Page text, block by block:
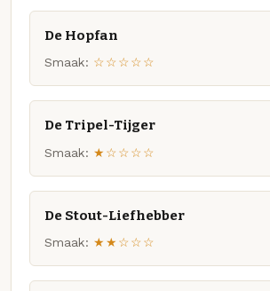
De Hopfan
Smaak: ☆☆☆☆☆
De Tripel-Tijger
Smaak: ★☆☆☆☆
De Stout-Liefhebber
Smaak: ★★☆☆☆